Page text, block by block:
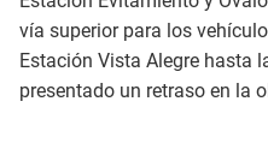
vía superior para los
Estación Vista Alegre hasta
presentado un retraso en la